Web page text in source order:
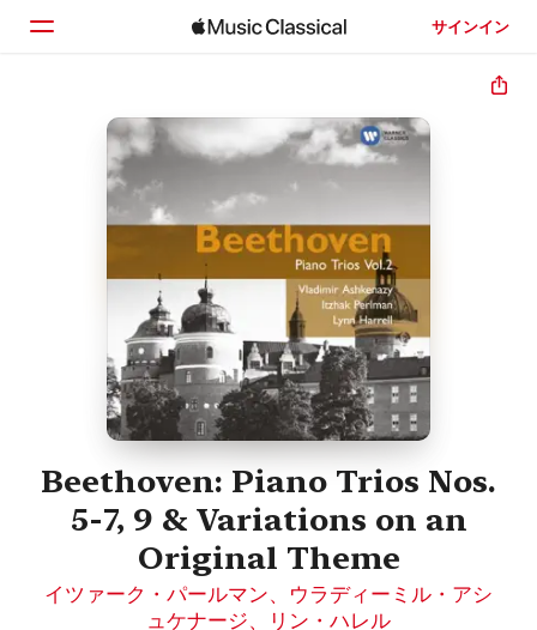
サインイン
ホーム
見つける
検索
Beethoven: Piano Trios Nos.
5-7, 9 & Variations on an
Original Theme
イツァーク・パールマン、 ウラディーミル・アシ
ュケナージ、 リン・ハレル